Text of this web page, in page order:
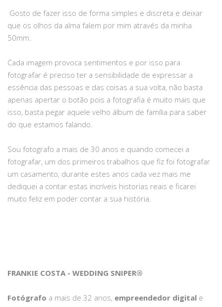
Gosto de fazer isso de forma simples e discreta e deixar
que os olhos da alma falem por mim através da minha
50mm.
Cada imagem provoca sentimentos e por isso para
fotografar é preciso ter a sensibilidade de expressar a
essência das pessoas e das coisas a sua volta, não basta
apenas apertar o botão pois a fotografia é muito mais que
isso, basta pegar aquele velho álbum de família para saber
do que estamos falando.
Sou fotografo a mais de 30 anos e quando comecei a
fotografar, um dos primeiros trabalhos que fiz foi fotografar
um casamento, durante estes anos cada vez mais me
dediquei a contar estas incríveis historias reais e ficarei
muito feliz em poder contar a sua história.
FRANKIE COSTA - WEDDING SNIPER®
Fotógrafo a mais de 32 anos, empreendedor digital e